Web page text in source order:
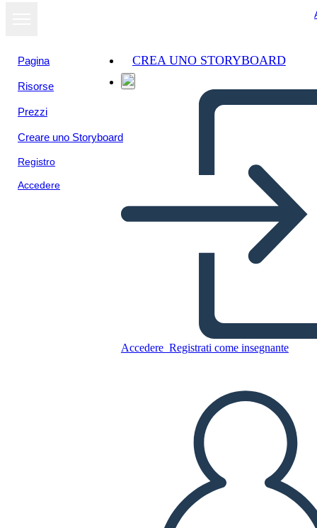
Pagina
Risorse
Prezzi
Creare uno Storyboard
Registro
Accedere
CREA UNO STORYBOARD
Accedere Registrati come insegnante
Copia questo Storyboard
RIPRODURRE LA PRESENTAZIONE
LEGGIMI